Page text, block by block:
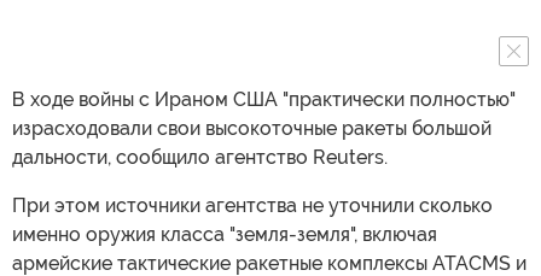
В ходе войны с Ираном США "практически полностью"
израсходовали свои высокоточные ракеты большой
дальности, сообщило агентство Reuters.
При этом источники агентства не уточнили сколько
именно оружия класса "земля-земля", включая
армейские тактические ракетные комплексы ATACMS и